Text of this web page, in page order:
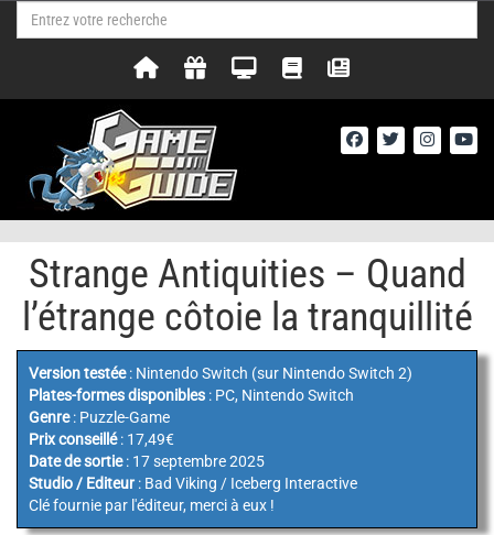
Strange Antiquities – Quand
l’étrange côtoie la tranquillité
Version testée: Nintendo Switch (sur Nintendo Switch 2)
Plates-formes disponibles : PC, Nintendo Switch
Genre: Puzzle-Game
Prix conseillé: 17,49€
Date de sortie: 17 septembre 2025
Studio / Editeur : Bad Viking / Iceberg Interactive
Clé fournie par l'éditeur, merci à eux !